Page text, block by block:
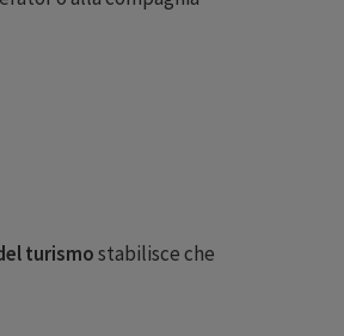
turismostabilisce che